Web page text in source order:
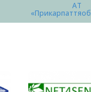
АТ